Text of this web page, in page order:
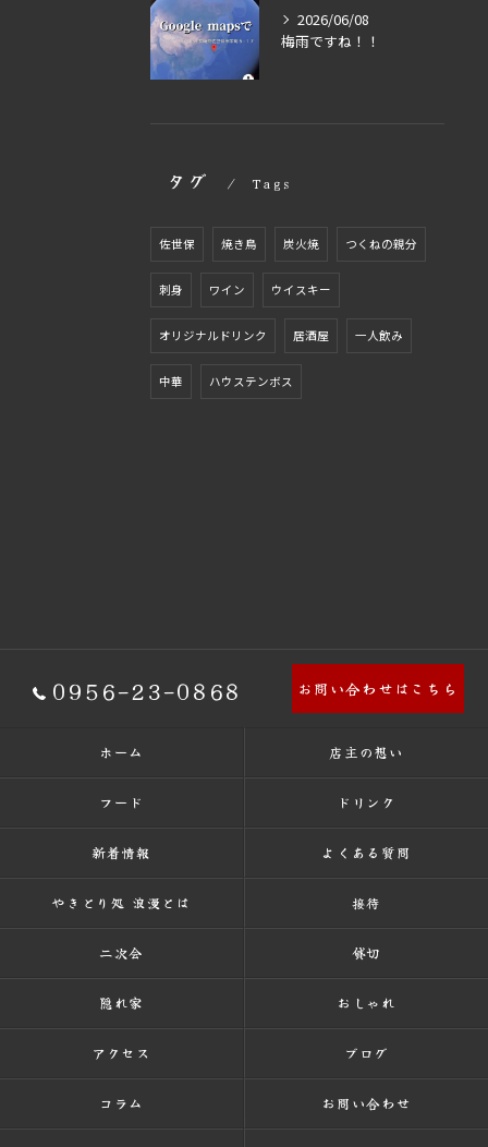
2026/06/08
梅雨ですね！！
タグ Tags
佐世保 焼き鳥 炭火焼 つくねの親分
刺身 ワイン ウイスキー
オリジナルドリンク 居酒屋 一人飲み
中華 ハウステンボス
0956-23-0868 お問い合わせはこちら
ホーム 店主の想い
フード ドリンク
新着情報 よくある質問
やきとり処 浪漫とは 接待
二次会 貸切
隠れ家 おしゃれ
アクセス ブログ
コラム お問い合わせ